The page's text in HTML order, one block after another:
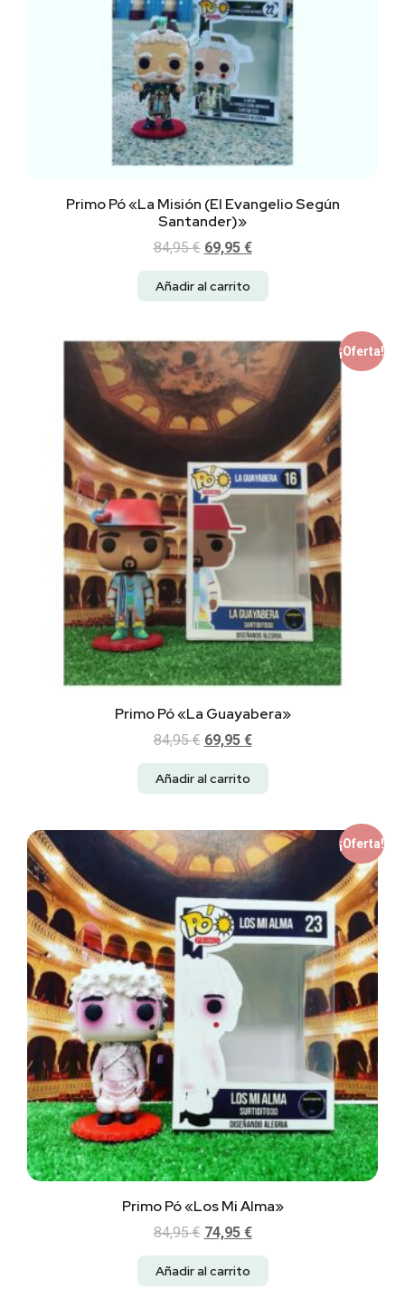
Primo Pó «La Misión (El Evangelio Según
Santander)»
84,95€ 69,95 €
Añadir al carrito
¡Oferta!
Primo Pó «La Guayabera»
84,95€ 69,95 €
Añadir al carrito
¡Oferta!
Primo Pó «Los Mi Alma»
84,95€ 74,95 €
Añadir al carrito